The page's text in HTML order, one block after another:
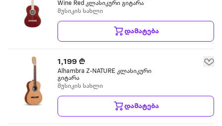
Wine Red კლასიკური გიტარა
მუსიკის სახლი
დამატება
1,199 ₾
Alhambra Z-NATURE კლასიკური
გიტარა
მუსიკის სახლი
დამატება